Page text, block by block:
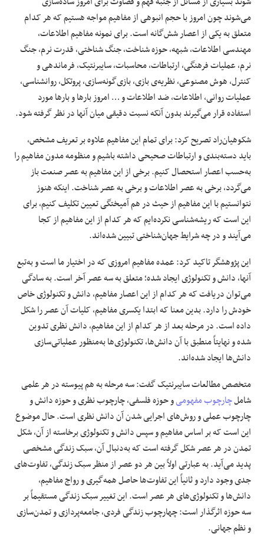
می‌شوند چون امروز با حجم انبوهی از مفاهیم مواجه هستیم که هر کدام
متعلق به یکی از اعصار شش‌گانه است. برای نمونه مفاهیم اطلاعات،
مهندسی اطلاعات، شبهه، حوزه شناخت، جنگ شناختی، قدرت نرم، جنگ
نرم، عملیات فرهنگی، ارتباطات، محاسبات، سایبرنتیک، فرماندهی و
کنترل، هوش مصنوعی، نظریه‌ی بازی، بازی‌گونه‌سازی، پروتکل، روانشناسی،
عملیات روانی، اطلاعات، ضد اطلاعات و … امروز بارها و بارها مورد
استفاده قرار می‌گیرند بدون آنکه نسبت دقیقی میان آنها در نظر گرفته شود.
شکوهیان‌راد تصریح کرد: برای تمام این مفاهیم علاوه بر تعریف مشخص،
باید دسته‌بندی و ارتباطات صحیحی داشته باشیم و منظومه مدون مفاهیم را
به‌حسب اعصار استحصال کنیم. برخی از این مفاهیم به عصر صنعت باز
می‌گردد، برخی به عصر اطلاعات و برخی به عصر شناخت. اینکه هنوز
نتوانستیم با این مفاهیم از حیث در هم آمیختگی تعیین تکلیف کنیم، برای
این است که ریشه‌شناسی نکرده‌ایم که هر کدام از این مفاهیم از کجا
می‌آیند و در چه شرایط جهان‌شناختی تبیین شده‌اند.
این پژوهشگر تاکید کرد: عمده مفاهیم امروزی که در اختیار ما است و به‌تبع
آنها، دانش و تکنولوژی ایجاد شده؛ متعلق به سه عصر آخر است. به سادگی
می‌توان دریافت که هر کدام از این اعصار مفاهیم، دانش و تکنولوژی خاص
خودش را دارد. بدین معنا که ابتدا یکسری مفاهیم، کلیات آن عصر را شکل
داده است. در مرحله بعد از هر کدام از این مفاهیم، دانش نظری تدوین
شده و نهایتاً منطبق با آن دانش‌ها، تکنولوژی‌ها به‌منظور عملیاتی‌سازی
دانش‌ها ایجاد شده‌اند.
متخصص مطالعات سایبرنتیک گفت: سه مرحله به هم پیوسته در هر علمی
شاملچارچوب مفهومیو حوزه فلسفی، چارچوب نظری و حوزه دانش و
چارچوب عملی و روش‌های اجرایی شدن آن دانش نظری است. حال موضوع
این است که بر اساس مفاهیم و سپس دانش و تکنولوژی برخاسته از آن، شکل
تمدن در هر عصر شکل گرفته است که به‌دنبال آن، سبک زندگی مشخصی
پدید می‌آید. به عبارتی اولاً بین هر دو عصر از منظر سبک زندگی، تفاوت‌های
جدی وجود دارد و ثانیاً این تفاوت‌ها حاصل همه‌گیری و رواج مفاهیم،
دانش‌ها و تکنولوژی‌های هر عصر است. این تغییر سبک زندگی مستقیماً بر
سه حوزه اثرگذار است: چهارچوب زندگی فردی، جامعه‌پردازی و تمدن‌سازی
و نظم جهانی.